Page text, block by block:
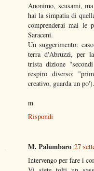
Anonimo, scusami,
hai la simpatia di
comprenderai mai le
Saraceni.
Un suggerimento:
terra d'Abruzzi, per
trista dizione
respiro diverso:
creativo, guarda un po').
m
Rispondi
M. Palumbaro 27
Intervengo per fare i